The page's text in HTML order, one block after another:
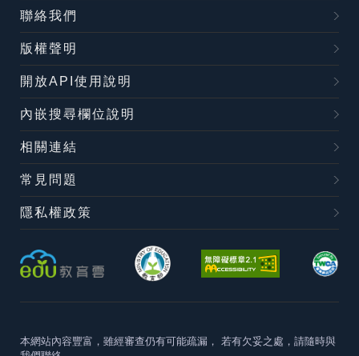
聯絡我們
版權聲明
開放API使用說明
內嵌搜尋欄位說明
相關連結
常見問題
隱私權政策
本網站內容豐富，雖經審查仍有可能疏漏， 若有欠妥之處，請隨時與